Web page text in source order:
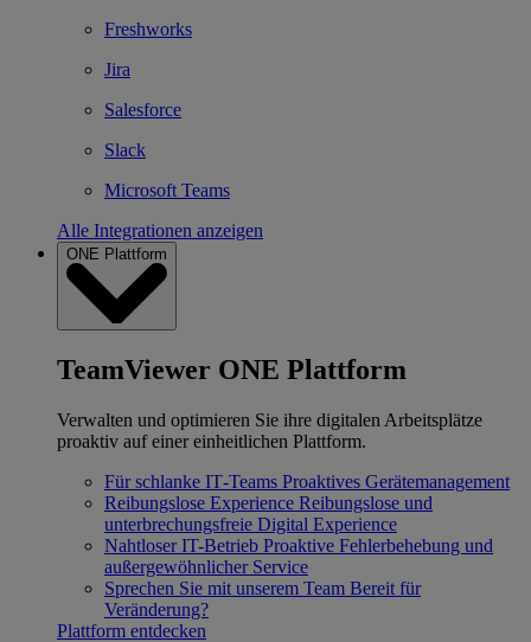
Freshworks
Jira
Salesforce
Slack
Microsoft Teams
Alle Integrationen anzeigen
ONE Plattform
TeamViewer ONE Plattform
Verwalten und optimieren Sie ihre digitalen Arbeitsplätze
proaktiv auf einer einheitlichen Plattform.
Für schlanke IT‐Teams Proaktives Gerätemanagement
Reibungslose Experience Reibungslose und
unterbrechungsfreie Digital Experience
Nahtloser IT-Betrieb Proaktive Fehlerbehebung und
außergewöhnlicher Service
Sprechen Sie mit unserem Team Bereit für
Veränderung?
Plattform entdecken